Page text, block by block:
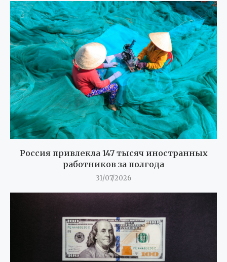
Россия привлекла 147 тысяч иностранных
работников за полгода
31/07/2026